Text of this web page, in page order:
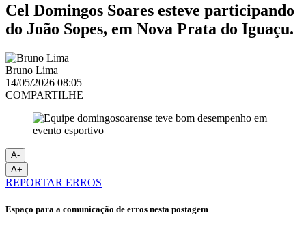
Cel Domingos Soares esteve participando
do João Sopes, em Nova Prata do Iguaçu.
Bruno Lima
14/05/2026 08:05
COMPARTILHE
A-
A+
REPORTAR ERROS
Espaço para a comunicação de erros nesta postagem